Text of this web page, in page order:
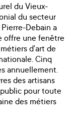
du Vieux-
du secteur
Debain a
offre une fenêtre
d'art de
Cinq
annuellement.
des artisans
pour toute
des métiers